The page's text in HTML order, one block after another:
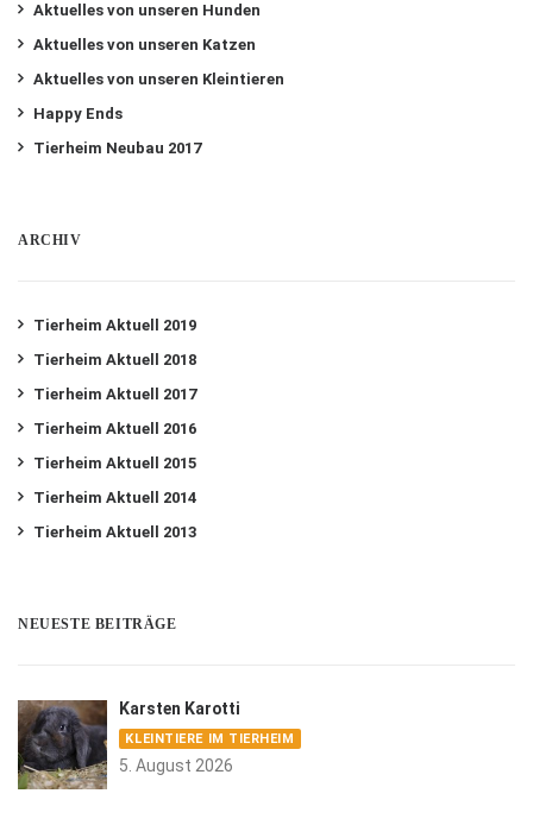
Aktuelles von unseren Hunden
Aktuelles von unseren Katzen
Aktuelles von unseren Kleintieren
Happy Ends
Tierheim Neubau 2017
ARCHIV
Tierheim Aktuell 2019
Tierheim Aktuell 2018
Tierheim Aktuell 2017
Tierheim Aktuell 2016
Tierheim Aktuell 2015
Tierheim Aktuell 2014
Tierheim Aktuell 2013
NEUESTE BEITRÄGE
Karsten Karotti
KLEINTIERE IM TIERHEIM
5. August 2026